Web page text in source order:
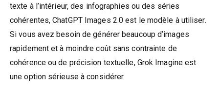
texte à l’intérieur, des infographies ou des séries
cohérentes, ChatGPT Images 2.0 est le modèle à utiliser.
Si vous avez besoin de générer beaucoup d’images
rapidement et à moindre coût sans contrainte de
cohérence ou de précision textuelle, Grok Imagine est
une option sérieuse à considérer.